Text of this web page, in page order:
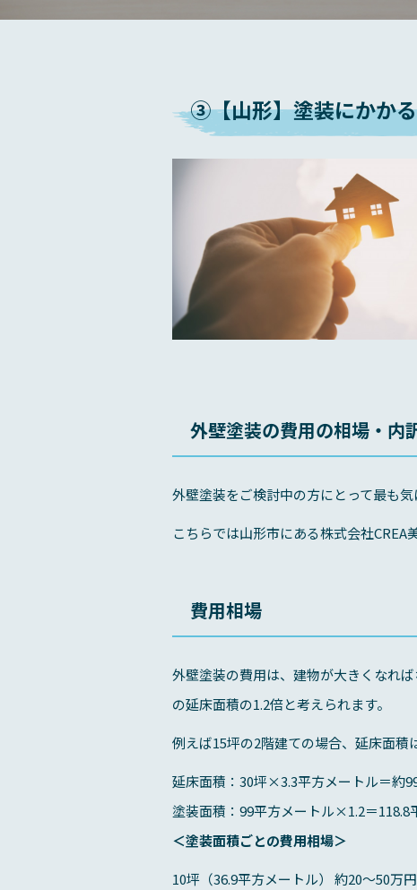
③【山形】塗装にかか
外壁塗装の費用の相場・内
外壁塗装をご検討中の方にとって最も
こちらでは山形市にある株式会社CREA
費用相場
外壁塗装の費用は、建物が大きくなれ
の延床面積の1.2倍と考えられます。
例えば15坪の2階建ての場合、延床面積
延床面積：30坪×3.3平方メートル＝約
塗装面積：99平方メートル×1.2＝118.8
＜塗装面積ごとの費用相場＞
10坪（36.9平方メートル） 約20～50万円